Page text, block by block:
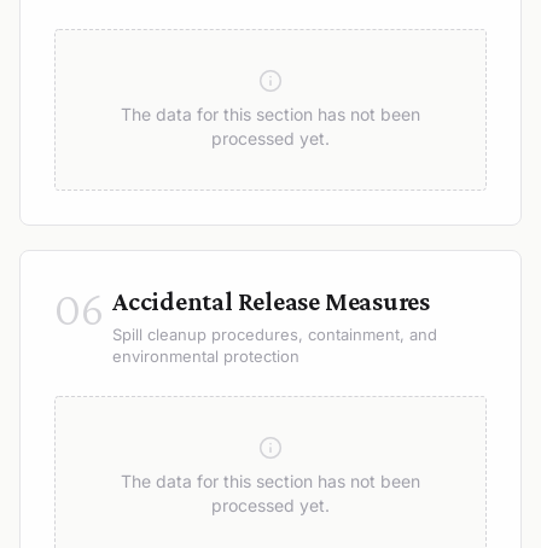
The data for this section has not been
processed yet.
06 Accidental Release Measures
Spill cleanup procedures, containment, and
environmental protection
The data for this section has not been
processed yet.